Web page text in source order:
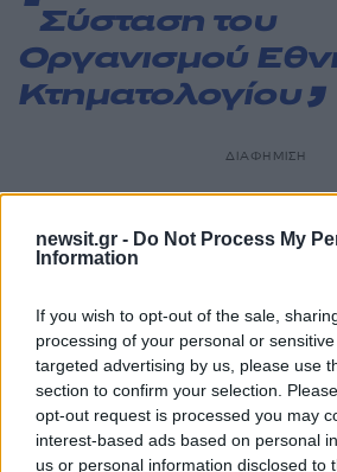
newsit.gr - Do Not Process My
Information
If you wish to opt-out of the sale,
processing of your personal or
targeted advertising by us, please use
section to confirm your selection.
opt-out request is processed you may
interest-based ads based on personal
us or personal information disclosed to
Σύσταση του
Οργανισμού
Κτηματολογίου
ΔΙΑΦΗΜΙΣΗ